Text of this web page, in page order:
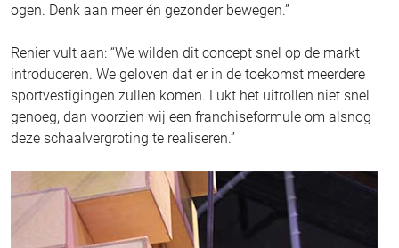
ogen. Denk aan meer én gezonder bewegen.”
Renier vult aan: “We wilden dit concept snel op de markt
introduceren. We geloven dat er in de toekomst meerdere
sportvestigingen zullen komen. Lukt het uitrollen niet snel
genoeg, dan voorzien wij een franchiseformule om alsnog
deze schaalvergroting te realiseren.”